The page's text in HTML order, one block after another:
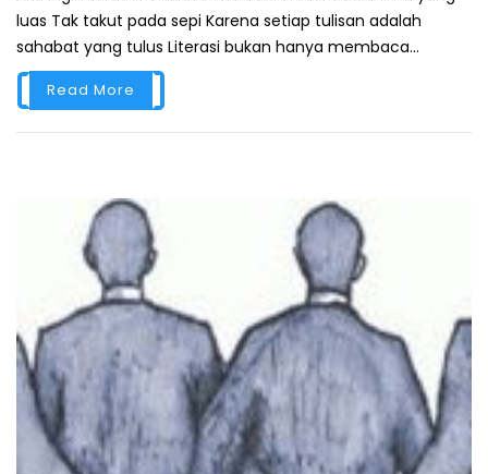
luas Tak takut pada sepi Karena setiap tulisan adalah
sahabat yang tulus Literasi bukan hanya membaca...
Read More